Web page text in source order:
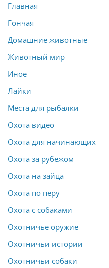
Главная
Гончая
Домашние животные
Животный мир
Иное
Лайки
Места для рыбалки
Охота видео
Охота для начинающих
Охота за рубежом
Охота на зайца
Охота по перу
Охота с собаками
Охотничье оружие
Охотничьи истории
Охотничьи собаки